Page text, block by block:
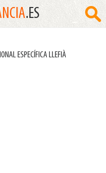
.ES
ESPECÍFICA LLEFIÀ